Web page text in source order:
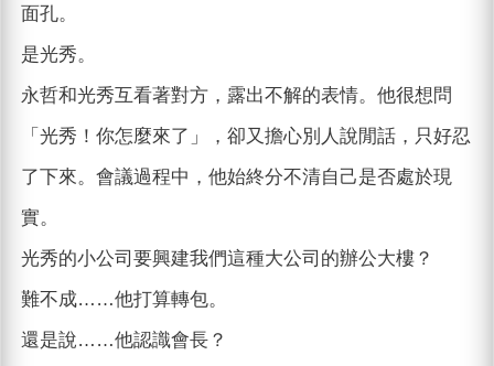
面孔。
是光秀。
永哲和光秀互看著對方，露出不解的表情。他很想問
「光秀！你怎麼來了」，卻又擔心別人說閒話，只好忍
了下來。會議過程中，他始終分不清自己是否處於現
實。
光秀的小公司要興建我們這種大公司的辦公大樓？
難不成……他打算轉包。
還是說……他認識會長？